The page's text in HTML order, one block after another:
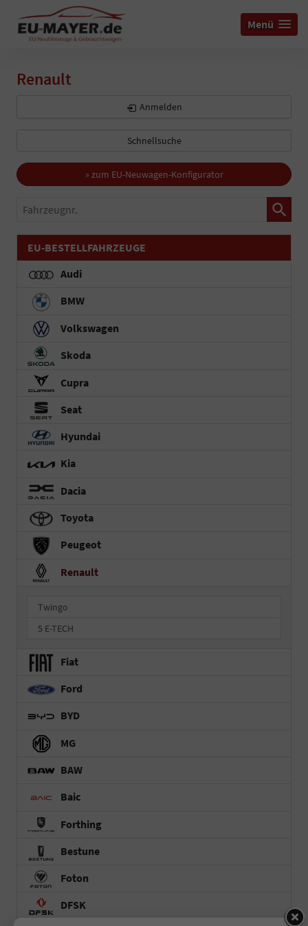
Menü
Renault
Anmelden
Schnellsuche
» zum EU-Neuwagen-Konfigurator
Fahrzeugnr.
EU-BESTELLFAHRZEUGE
Audi
BMW
Volkswagen
Skoda
Cupra
Seat
Hyundai
Kia
Dacia
Toyota
Peugeot
Renault
Twingo
5 E-TECH
Fiat
Ford
BYD
MG
BAW
Baic
Forthing
Bestune
Foton
DFSK